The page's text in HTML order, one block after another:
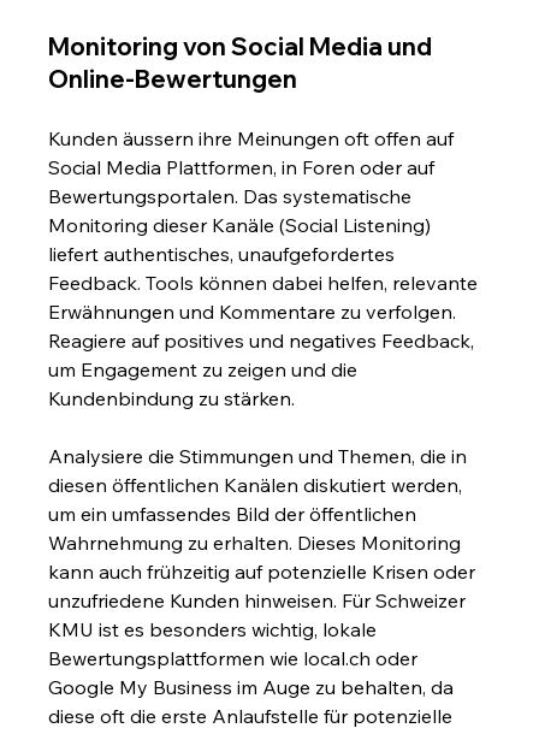
Monitoring von Social Media und
Online-Bewertungen
Kunden äussern ihre Meinungen oft offen auf
Social Media Plattformen, in Foren oder auf
Bewertungsportalen. Das systematische
Monitoring dieser Kanäle (Social Listening)
liefert authentisches, unaufgefordertes
Feedback. Tools können dabei helfen, relevante
Erwähnungen und Kommentare zu verfolgen.
Reagiere auf positives und negatives Feedback,
um Engagement zu zeigen und die
Kundenbindung zu stärken.
Analysiere die Stimmungen und Themen, die in
diesen öffentlichen Kanälen diskutiert werden,
um ein umfassendes Bild der öffentlichen
Wahrnehmung zu erhalten. Dieses Monitoring
kann auch frühzeitig auf potenzielle Krisen oder
unzufriedene Kunden hinweisen. Für Schweizer
KMU ist es besonders wichtig, lokale
Bewertungsplattformen wie local.ch oder
Google My Business im Auge zu behalten, da
diese oft die erste Anlaufstelle für potenzielle